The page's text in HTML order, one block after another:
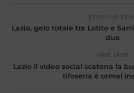
previous
Lazio, gelo totale tra Lotito e
due
next post
​Lazio il video social scatena la
tifoseria è ormai